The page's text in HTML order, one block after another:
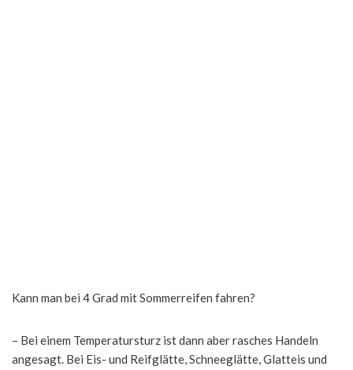
Kann man bei 4 Grad mit Sommerreifen fahren?
– Bei einem Temperatursturz ist dann aber rasches Handeln
angesagt. Bei Eis- und Reifglätte, Schneeglätte, Glatteis und